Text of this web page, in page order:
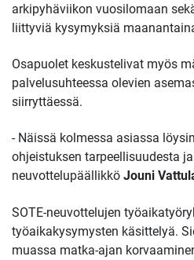
arkipyhäviikon vuosilomaan
liittyviä kysymyksiä
Osapuolet keskustelivat myös
palvelusuhteessa olevien
siirryttäessä.
- Näissä kolmessa asiassa
ohjeistuksen tarpeellisuudesta
neuvottelupäällikkö Jouni
SOTE-neuvottelujen
työaikakysymysten käsittelyä.
muassa matka-ajan